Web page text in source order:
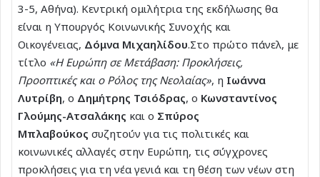
3-5, Αθήνα). Κεντρική ομιλήτρια της εκδήλωσης θα
είναι η Υπουργός Κοινωνικής Συνοχής και
Οικογένειας, Δόμνα Μιχαηλίδου.Στο πρώτο πάνελ, με
τίτλο «Η Ευρώπη σε Μετάβαση: Προκλήσεις,
Προοπτικές και ο Ρόλος της Νεολαίας», η Ιωάννα
Λυτρίβη, ο Δημήτρης Τσιόδρας, ο Κωνσταντίνος
Γλούμης-Ατσαλάκης και ο Σπύρος
Μπλαβούκος συζητούν για τις πολιτικές και
κοινωνικές αλλαγές στην Ευρώπη, τις σύγχρονες
προκλήσεις για τη νέα γενιά και τη θέση των νέων στη